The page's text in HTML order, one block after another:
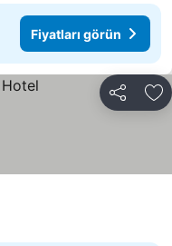
Fiyatları görün
Paylaş